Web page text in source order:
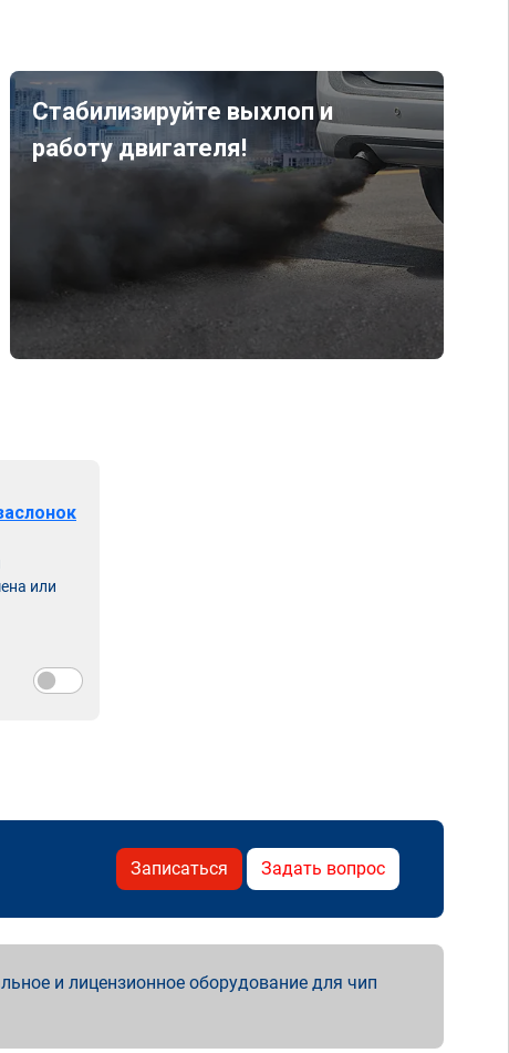
Стабилизируйте выхлоп и
работу двигателя!
или
Записаться Задать вопрос
и лицензионное оборудование для чип